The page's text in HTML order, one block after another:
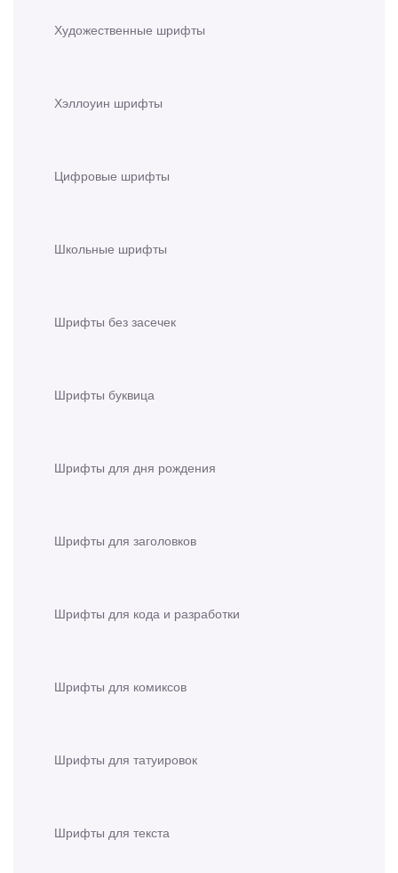
Художественные шрифты
Хэллоуин шрифты
Цифровые шрифты
Школьные шрифты
Шрифты без засечек
Шрифты буквица
Шрифты для дня рождения
Шрифты для заголовков
Шрифты для кода и разработки
Шрифты для комиксов
Шрифты для татуировок
Шрифты для текста